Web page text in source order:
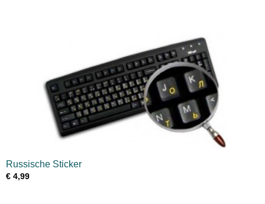
Russische Sticker
€ 4,99